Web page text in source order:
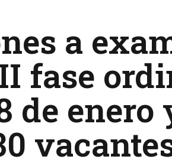
a
fase
de enero